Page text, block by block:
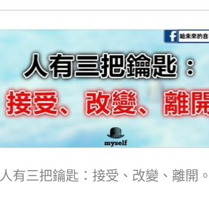
人有三把鑰匙：接受、改變、離開